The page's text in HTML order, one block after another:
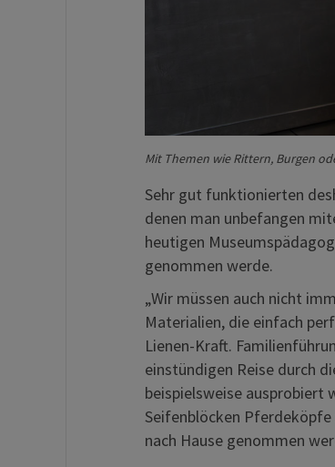
Mit Themen wie Rittern, Burgen
Sehr gut funktionierten
denen man unbefangen
heutigen
genommen werde.
„Wir müssen auch nicht
Materialien, die einfach
Lienen-Kraft.
einstündigen Reise durch
beispielsweise ausprobiert
Seifenblöcken
nach Hause genommen